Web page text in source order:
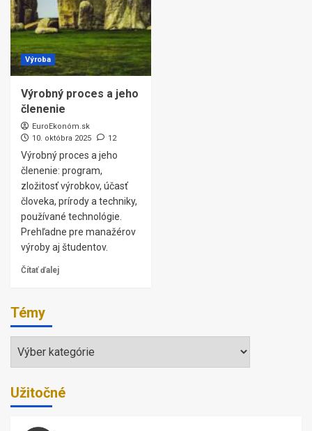
Výroba
Výrobný proces a jeho
členenie
EuroEkonóm.sk
10. októbra 2025
12
Výrobný proces a jeho
členenie: program,
zložitosť výrobkov, účasť
človeka, prírody a techniky,
používané technológie.
Prehľadne pre manažérov
výroby aj študentov.
Čítať ďalej
Témy
Témy
Užitočné